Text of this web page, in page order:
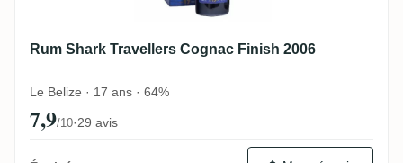
Rum Shark Travellers Cognac Finish 2006
Le Belize · 17 ans · 64%
7,9/10·29 avis